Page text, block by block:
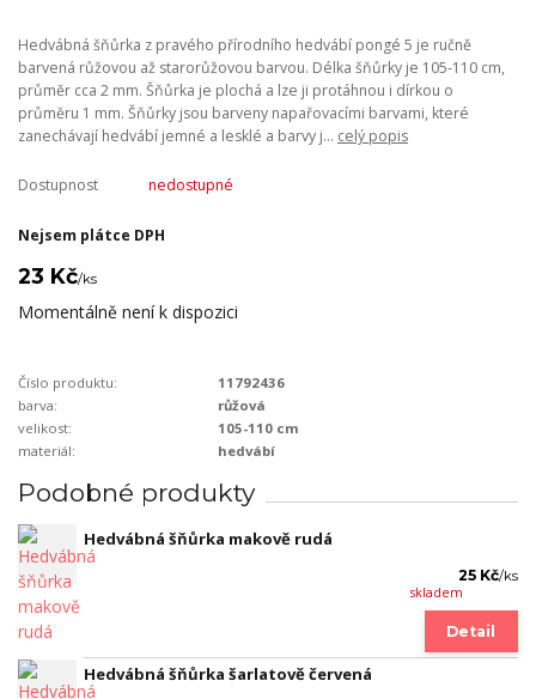
Hedvábná šňůrka z pravého přírodního hedvábí pongé 5 je ručně
barvená růžovou až starorůžovou barvou. Délka šňůrky je 105-110 cm,
průměr cca 2 mm. Šňůrka je plochá a lze ji protáhnou i dírkou o
průměru 1 mm. Šňůrky jsou barveny napařovacími barvami, které
zanechávají hedvábí jemné a lesklé a barvy j... celý popis
Dostupnost nedostupné
Nejsem plátce DPH
23 Kč/ks
Momentálně není k dispozici
Číslo produktu:
11792436
barva:
růžová
velikost:
105-110 cm
materiál:
hedvábí
Podobné produkty
Hedvábná šňůrka makově rudá
25 Kč/ks
skladem
Detail
Hedvábná šňůrka šarlatově červená